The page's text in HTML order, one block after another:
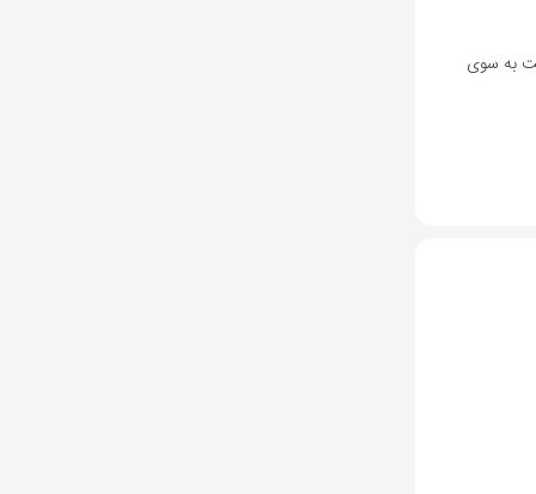
به سوی